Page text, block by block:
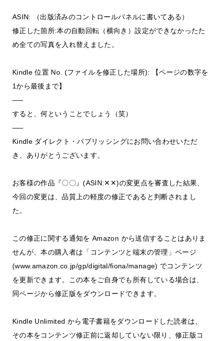
ASIN: （出版済みのコントロールパネルに書いてある）
修正した箇所:本の自動回転（横向き）設定ができなかったた
め全ての写真を入れ替えました。
Kindle 位置 No. (ファイルを修正した場所): 【ページの数字を
1から最後まで】
—–
すると、何ということでしょう（笑）
—–
Kindle ダイレクト・パブリッシングにお問い合わせいただ
き、ありがとうございます。
お客様の作品『〇〇』(ASIN:✕✕)の変更点を審査した結果、
今回の変更は、品質上の軽度の修正であると判断されまし
た。
この修正に関する通知を Amazon から送信することはありま
せんが、本の購入者は「コンテンツと端末の管理」ページ
(www.amazon.co.jp/gp/digital/fiona/manage) でコンテンツ
を更新できます。この本をご自身でも所有している場合は、
同ページから修正版をダウンロードできます。
Kindle Unlimited から電子書籍をダウンロードした読者は、
その本をコンテンツ修正前に返却していない限り、修正版コ